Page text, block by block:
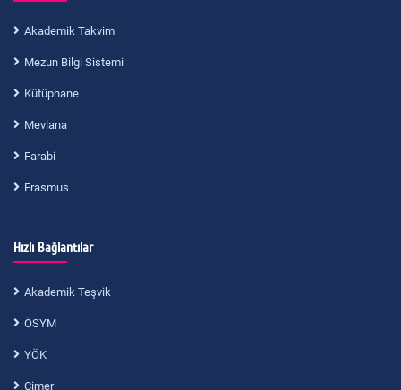
Akademik Takvim
Mezun Bilgi Sistemi
Kütüphane
Mevlana
Farabi
Erasmus
Hızlı Bağlantılar
Akademik Teşvik
ÖSYM
YÖK
Cimer